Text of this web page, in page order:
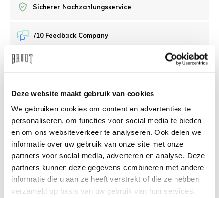
Deze website maakt gebruik van cookies
We gebruiken cookies om content en advertenties te
personaliseren, om functies voor social media te bieden
en om ons websiteverkeer te analyseren. Ook delen we
informatie over uw gebruik van onze site met onze
partners voor social media, adverteren en analyse. Deze
partners kunnen deze gegevens combineren met andere
informatie die u aan ze heeft verstrekt of die ze hebben
verzameld op basis van uw gebruik van hun services.
Sicherer Nachzahlungsservice
/10 Feedback Company
weiter
info@bruut.nl Live-Chat Whatsapp
Über dieses Produkt
Versand und Rückgabe
Verwandte Produkte